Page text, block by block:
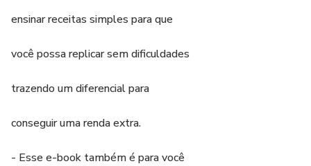
ensinar receitas simples para que
você possa replicar sem dificuldades
trazendo um diferencial para
conseguir uma renda extra.
- Esse e-book também é para você